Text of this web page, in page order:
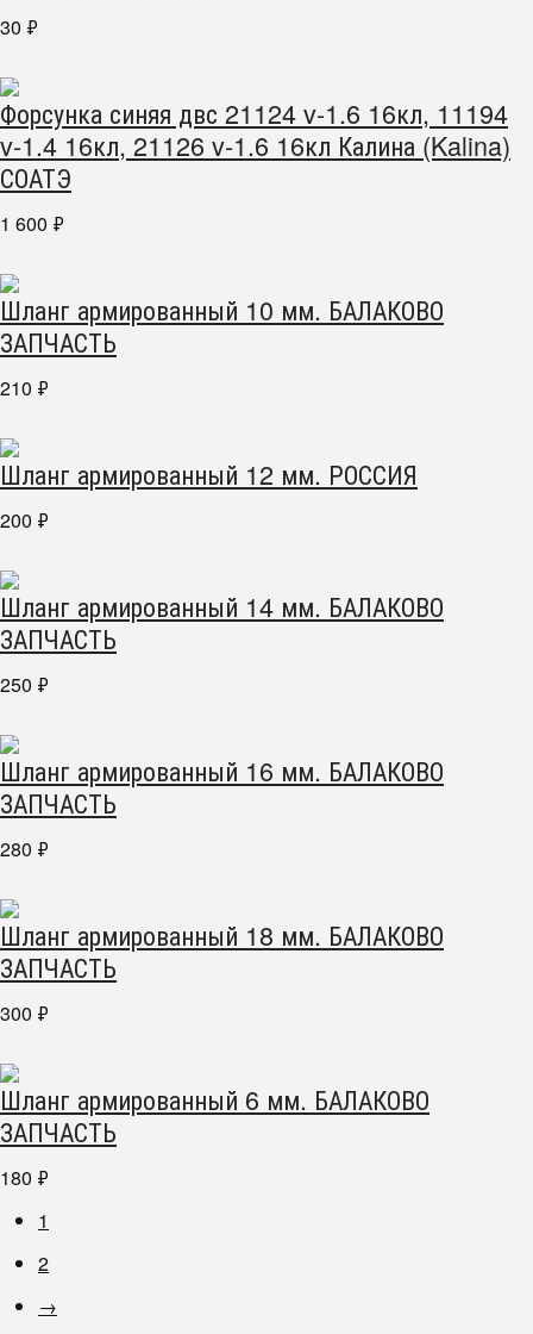
30 ₽
Форсунка синяя двс 21124 v-1.6 16кл, 11194
v-1.4 16кл, 21126 v-1.6 16кл Калина (Kalina)
СОАТЭ
1 600 ₽
Шланг армированный 10 мм. БАЛАКОВО
ЗАПЧАСТЬ
210 ₽
Шланг армированный 12 мм. РОССИЯ
200 ₽
Шланг армированный 14 мм. БАЛАКОВО
ЗАПЧАСТЬ
250 ₽
Шланг армированный 16 мм. БАЛАКОВО
ЗАПЧАСТЬ
280 ₽
Шланг армированный 18 мм. БАЛАКОВО
ЗАПЧАСТЬ
300 ₽
Шланг армированный 6 мм. БАЛАКОВО
ЗАПЧАСТЬ
180 ₽
1
2
→